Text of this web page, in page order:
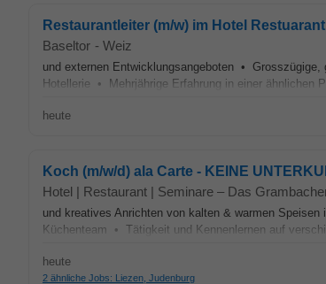
Restaurantleiter (m/w) im Hotel
Baseltor - Weiz
und externen Entwicklungsangeboten •
Hotellerie • Mehrjährige Erfahrung in einer ähnlichen
heute
Koch (m/w/d) ala Carte - KEINE
Hotel | Restaurant | Seminare – Das
und kreatives Anrichten von kalten & warmen
Küchenteam • Tätigkeit und Kennenlernen auf
heute
2 ähnliche Jobs: Liezen, Judenburg